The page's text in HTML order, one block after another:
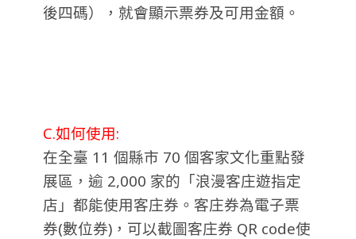
後四碼），就會顯示票券及可用金額。
C.如何使用:
在全臺 11 個縣市 70 個客家文化重點發
展區，逾 2,000 家的「浪漫客庄遊指定
店」都能使用客庄券。客庄券為電子票
券(數位券)，可以截圖客庄券 QR code使